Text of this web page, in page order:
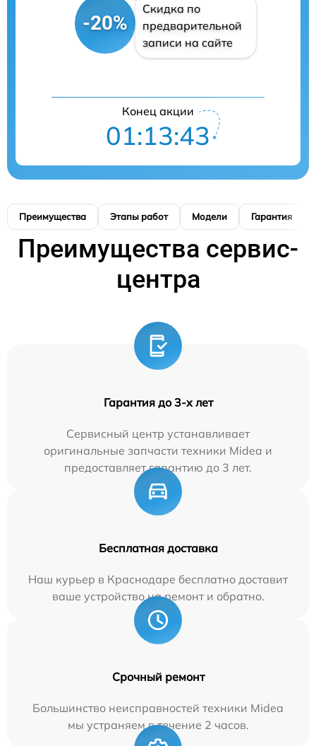
-20%
Скидка по
предварительной
записи на сайте
Конец акции
01:13:42
Преимущества Этапы работ Модели Гарантия
Преимущества сервис-
центра
Гарантия до 3-х лет
Сервисный центр устанавливает
оригинальные запчасти техники Midea и
предоставляет гарантию до 3 лет.
Бесплатная доставка
Наш курьер в Краснодаре бесплатно доставит
ваше устройство на ремонт и обратно.
Срочный ремонт
Большинство неисправностей техники Midea
мы устраняем в течение 2 часов.